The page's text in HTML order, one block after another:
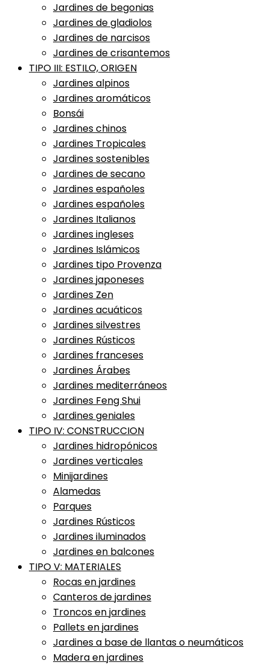
Jardines de begonias
Jardines de gladiolos
Jardines de narcisos
Jardines de crisantemos
TIPO III: ESTILO, ORIGEN
Jardines alpinos
Jardines aromáticos
Bonsái
Jardines chinos
Jardines Tropicales
Jardines sostenibles
Jardines de secano
Jardines españoles
Jardines españoles
Jardines Italianos
Jardines ingleses
Jardines Islámicos
Jardines tipo Provenza
Jardines japoneses
Jardines Zen
Jardines acuáticos
Jardines silvestres
Jardines Rústicos
Jardines franceses
Jardines Árabes
Jardines mediterráneos
Jardines Feng Shui
Jardines geniales
TIPO IV: CONSTRUCCION
Jardines hidropónicos
Jardines verticales
Minijardines
Alamedas
Parques
Jardines Rústicos
Jardines iluminados
Jardines en balcones
TIPO V: MATERIALES
Rocas en jardines
Canteros de jardines
Troncos en jardines
Pallets en jardines
Jardines a base de llantas o neumáticos
Madera en jardines